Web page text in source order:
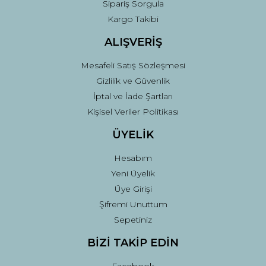
Sipariş Sorgula
Kargo Takibi
ALIŞVERİŞ
Mesafeli Satış Sözleşmesi
Gizlilik ve Güvenlik
İptal ve İade Şartları
Kişisel Veriler Politikası
ÜYELİK
Hesabım
Yeni Üyelik
Üye Girişi
Şifremi Unuttum
Sepetiniz
BİZİ TAKİP EDİN